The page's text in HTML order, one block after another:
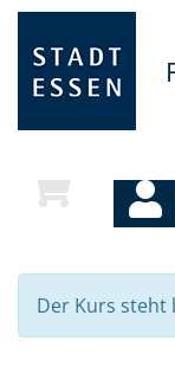
Der Kurs steht